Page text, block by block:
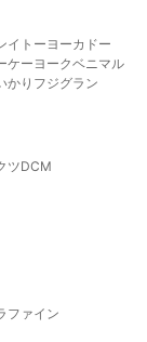
イトーヨーカドー
ケー ヨークベニマル
かり フジグラン
ツDCM
ファイン